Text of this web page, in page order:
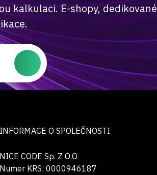
kalkulaci. E-shopy, dedikované
INFORMACE O SPOLEČNOSTI
NICE CODE Sp. Z O.O
Numer KRS: 0000946187